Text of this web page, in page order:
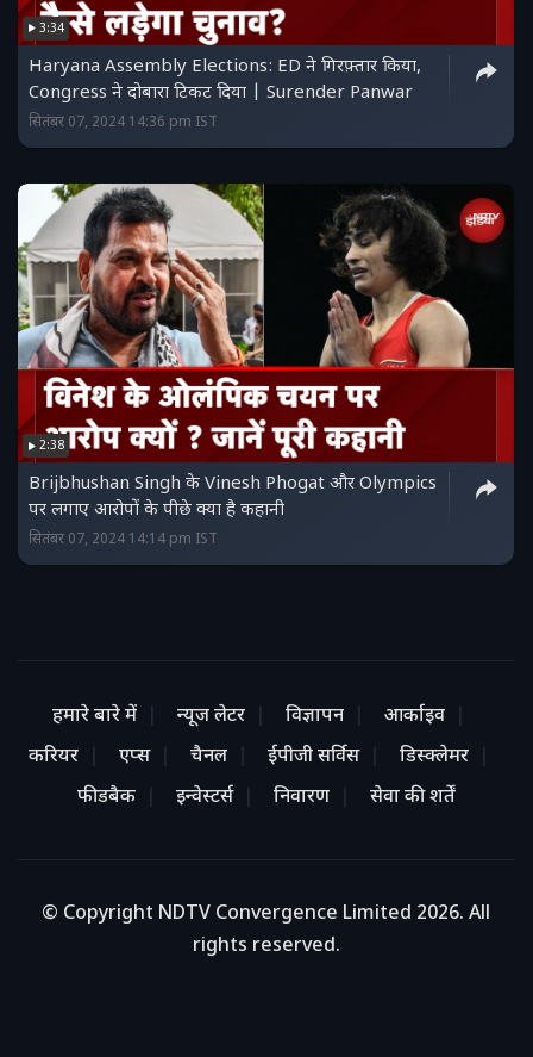
3:34
Haryana Assembly Elections: ED ने गिरफ़्तार किया,
Congress ने दोबारा टिकट दिया | Surender Panwar
सितंबर 07, 2024 14:36 pm IST
2:38
Brijbhushan Singh के Vinesh Phogat और Olympics
पर लगाए आरोपों के पीछे क्या है कहानी
सितंबर 07, 2024 14:14 pm IST
हमारे बारे में न्यूज लेटर विज्ञापन
आर्काइव
करियर
एप्स चैनल ईपीजी सर्विस
डिस्क्लेमर
फीडबैक
इन्वेस्टर्स निवारण सेवा की शर्तें
© Copyright NDTV Convergence Limited 2026. All
rights reserved.